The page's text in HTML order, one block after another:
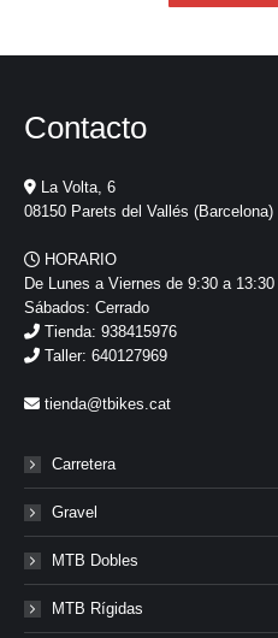
Contacto
La Volta, 6
08150 Parets del Vallés (Barcelona)
HORARIO
De Lunes a Viernes de 9:30 a
Sábados: Cerrado
Tienda: 938415976
Taller: 640127969
tienda@tbikes.cat
Carretera
Gravel
MTB Dobles
MTB Rígidas